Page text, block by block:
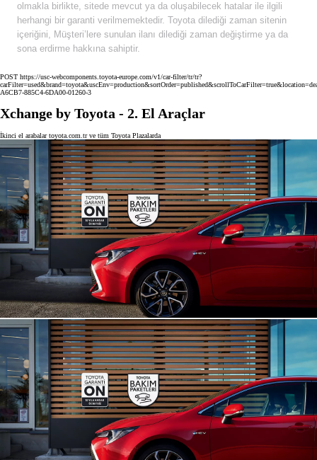
olmakla birlikte, sitede mevcut ya da oluşabilecek hatalar ile ilgili
herhangi bir garanti verilmemektedir. Toyota dilediği zaman sitenin
içeriğini, Müşteri’lere sunulan ilanı dilediği zaman değiştirme ya da
sona erdirme hakkına sahiptir.
POST https://usc-webcomponents.toyota-europe.com/v1/car-filter/tr/tr?
A6CB7-885C4-6DA00-01260-3
Xchange by Toyota - 2. El Araçlar
İkinci el arabalar toyota.com.tr ve tüm Toyota Plazalarda